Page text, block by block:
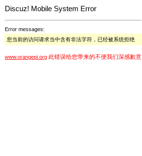
Discuz! Mobile System Error
Error messages:
您当前的访问请求当中含有非法字符，已经被系统拒绝
www.orangepi.org 此错误给您带来的不便我们深感歉意